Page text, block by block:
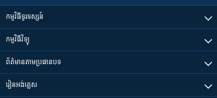
កម្មវិធី​ទូរទស្សន៍
កម្មវិធី​វិទ្យុ
ព័ត៌មាន​តាមប្រធានបទ​
រៀន​​អង់គ្លេស